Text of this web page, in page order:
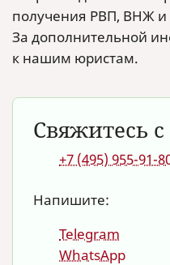
получения РВП, ВНЖ и
За дополнительной
к нашим юристам.
Свяжитесь
+7 (495) 955-91-
Напишите:
Telegram
WhatsApp